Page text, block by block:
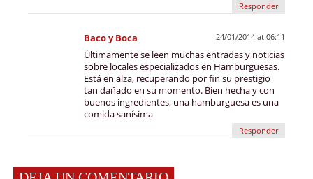
Responder
Baco y Boca 24/01/2014 at 06:11
Últimamente se leen muchas entradas y noticias
sobre locales especializados en Hamburguesas.
Está en alza, recuperando por fin su prestigio
tan dañado en su momento. Bien hecha y con
buenos ingredientes, una hamburguesa es una
comida sanísima
Responder